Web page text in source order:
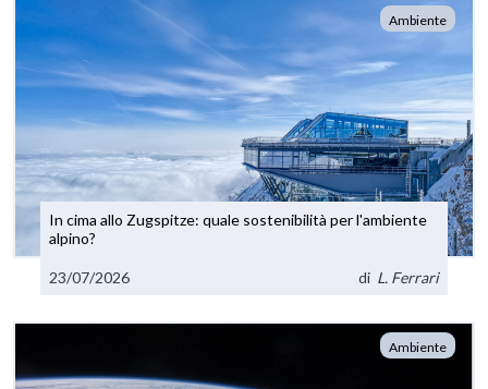
Ambiente
In cima allo Zugspitze: quale sostenibilità per l'ambiente
alpino?
23/07/2026 di L. Ferrari
Ambiente